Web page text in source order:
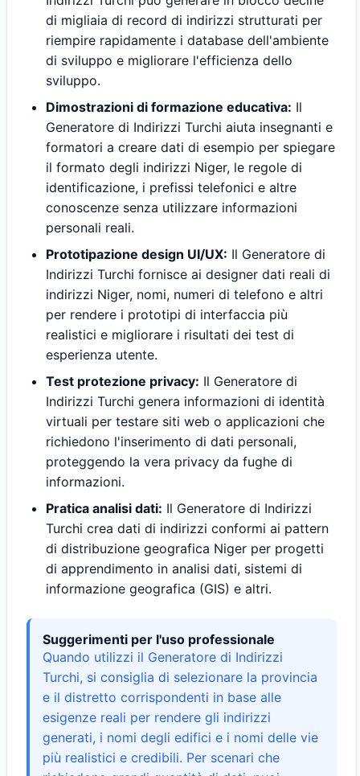
di migliaia di record di indirizzi strutturati per
riempire rapidamente i database dell'ambiente
di sviluppo e migliorare l'efficienza dello
sviluppo.
Dimostrazioni di formazione educativa: Il
Generatore di Indirizzi Turchi aiuta insegnanti e
formatori a creare dati di esempio per spiegare
il formato degli indirizzi Niger, le regole di
identificazione, i prefissi telefonici e altre
conoscenze senza utilizzare informazioni
personali reali.
Prototipazione design UI/UX: Il Generatore di
Indirizzi Turchi fornisce ai designer dati reali di
indirizzi Niger, nomi, numeri di telefono e altri
per rendere i prototipi di interfaccia più
realistici e migliorare i risultati dei test di
esperienza utente.
Test protezione privacy: Il Generatore di
Indirizzi Turchi genera informazioni di identità
virtuali per testare siti web o applicazioni che
richiedono l'inserimento di dati personali,
proteggendo la vera privacy da fughe di
informazioni.
Pratica analisi dati: Il Generatore di Indirizzi
Turchi crea dati di indirizzi conformi ai pattern
di distribuzione geografica Niger per progetti
di apprendimento in analisi dati, sistemi di
informazione geografica (GIS) e altri.
Suggerimenti per l'uso professionale
Quando utilizzi il Generatore di Indirizzi
Turchi, si consiglia di selezionare la provincia
e il distretto corrispondenti in base alle
esigenze reali per rendere gli indirizzi
generati, i nomi degli edifici e i nomi delle vie
più realistici e credibili. Per scenari che